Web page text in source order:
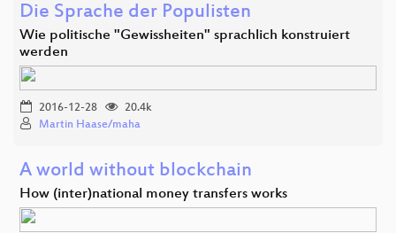
Die Sprache der Populisten
Wie politische "Gewissheiten" sprachlich konstruiert
werden
2016-12-28
20.4k
Martin Haase/maha
A world without blockchain
How (inter)national money transfers works